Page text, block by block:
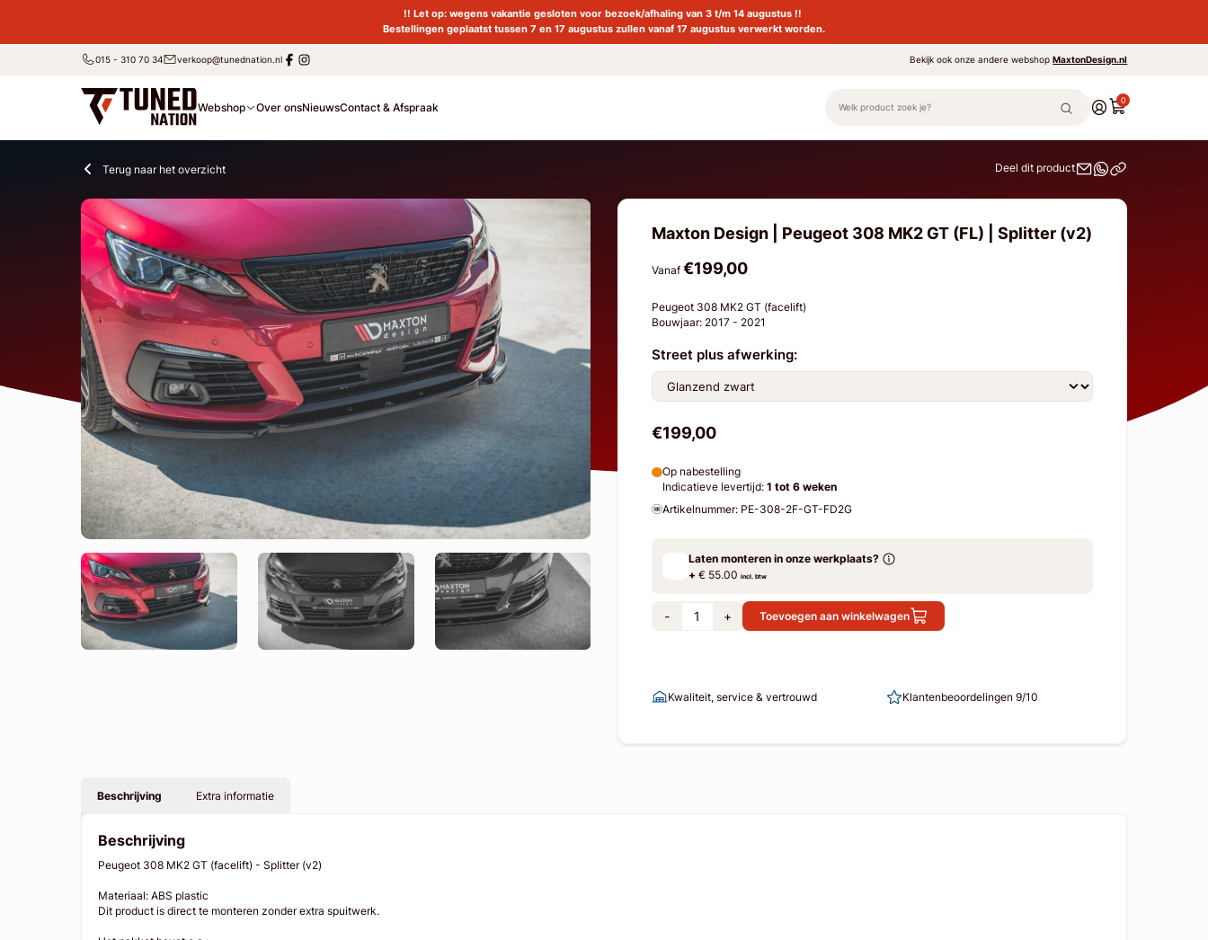
!! Let op: wegens vakantie gesloten voor bezoek/afhaling van 3 t/m 14 augustus !!
Bestellingen geplaatst tussen 7 en 17 augustus zullen vanaf 17 augustus verwerkt worden.
015 - 310 70 34 verkoop@tunednation.nl Bekijk ook onze andere webshopMaxtonDesign.nl
Webshop Over onsNieuwsContact & Afspraak
0
Terug naar het overzicht Deel dit product
Maxton Design | Peugeot 308 MK2 GT (FL) | Splitter (v2)
Vanaf €199,00
Peugeot 308 MK2 GT (facelift)
Bouwjaar: 2017 - 2021
Street plus afwerking:
€199,00
Op nabestelling
Indicatieve levertijd: 1 tot 6 weken
Artikelnummer: PE-308-2F-GT-FD2G
Laten monteren in onze werkplaats?
+€ 55.00 incl. btw
- + Toevoegen aan winkelwagen
Kwaliteit, service & vertrouwd Klantenbeoordelingen 9/10
Beschrijving Extra informatie
Beschrijving
Peugeot 308 MK2 GT (facelift) - Splitter (v2)
Materiaal: ABS plastic
Dit product is direct te monteren zonder extra spuitwerk.